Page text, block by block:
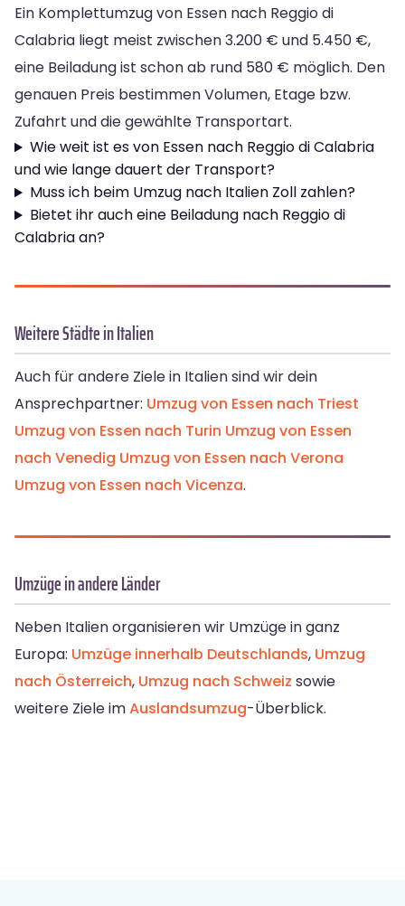
Ein Komplettumzug von Essen nach Reggio di
Calabria liegt meist zwischen 3.200 € und 5.450 €,
eine Beiladung ist schon ab rund 580 € möglich. Den
genauen Preis bestimmen Volumen, Etage bzw.
Zufahrt und die gewählte Transportart.
Wie weit ist es von Essen nach Reggio di Calabria
und wie lange dauert der Transport?
Muss ich beim Umzug nach Italien Zoll zahlen?
Bietet ihr auch eine Beiladung nach Reggio di
Calabria an?
Weitere Städte in Italien
Auch für andere Ziele in Italien sind wir dein
Ansprechpartner: Umzug von Essen nach Triest
Umzug von Essen nach Turin Umzug von Essen
nach Venedig Umzug von Essen nach Verona
Umzug von Essen nach Vicenza.
Umzüge in andere Länder
Neben Italien organisieren wir Umzüge in ganz
Europa: Umzüge innerhalb Deutschlands, Umzug
nach Österreich, Umzug nach Schweiz sowie
weitere Ziele imAuslandsumzug-Überblick.